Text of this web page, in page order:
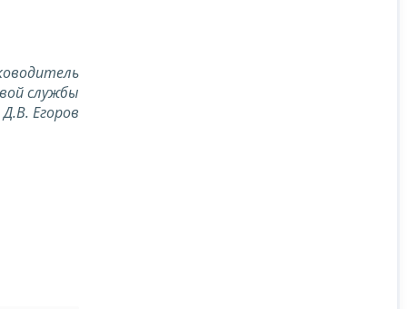
службы
Д.В. Егоров